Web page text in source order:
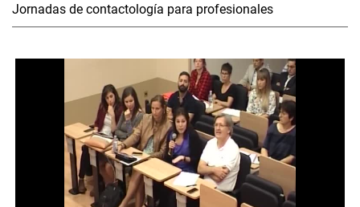
Jornadas de contactología para profesionales